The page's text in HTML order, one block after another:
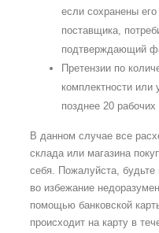
если сохранены
поставщика,
подтверждающий
Претензии по
комплектности или
позднее 20
В данном случае все
склада или магазина
себя. Пожалуйста,
во избежание
помощью банковской
происходит на карту в